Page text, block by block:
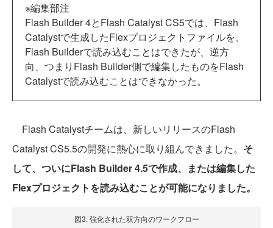
※編集部注
Flash Builder 4とFlash Catalyst CS5では、Flash
Catalystで生成したFlexプロジェクトファイルを、
Flash Builderで読み込むことはできたが、逆方
向、つまりFlash Builder側で編集したものをFlash
Catalystで読み込むことはできなかった。
Flash Catalystチームは、新しいリリースのFlash
Catalyst CS5.5の開発に熱心に取り組んできました。 そ
して、ついにFlash Builder 4.5で作成、または編集した
Flexプロジェクトを読み込むことが可能になりました。
図3. 強化された双方向のワークフロー